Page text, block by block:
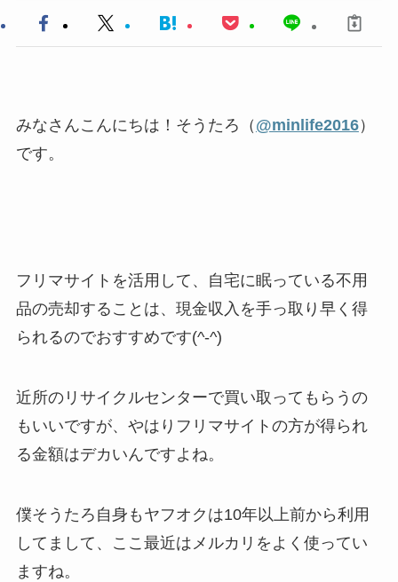
みなさんこんにちは！そうたろ（ @minlife2016）
です。
フリマサイトを活用して、自宅に眠っている不用
品の売却することは、現金収入を手っ取り早く得
られるのでおすすめです(^-^)
近所のリサイクルセンターで買い取ってもらうの
もいいですが、やはりフリマサイトの方が得られ
る金額はデカいんですよね。
僕そうたろ自身もヤフオクは10年以上前から利用
してまして、ここ最近はメルカリをよく使ってい
ますね。